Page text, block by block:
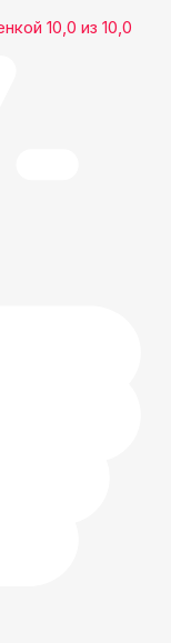
10,0 из 10,0